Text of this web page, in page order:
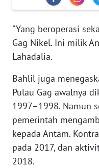
"Yang beroperasi
Gag Nikel. Ini milik
Lahadalia.
Bahlil juga
Pulau Gag awalnya
1997–1998. Namun
pemerintah
kepada Antam.
pada 2017, dan
2018.
INDEKS
BERITA
KAMI
INFO
IKLAN
TENTANG
KAMI